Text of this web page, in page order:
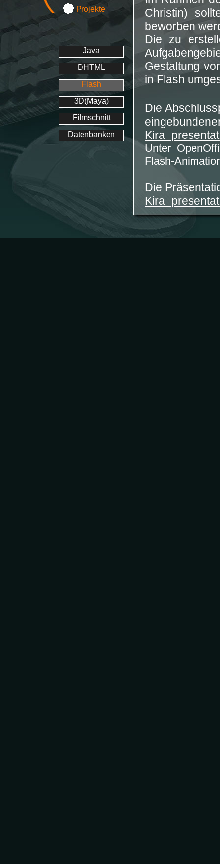
Projekte
Java
DHTML
Flash
3D(Maya)
Filmschnitt
Datenbanken
Christin)
beworben
Die zu
Gestaltung
in Flash
Die
Unter
Flash-
Die